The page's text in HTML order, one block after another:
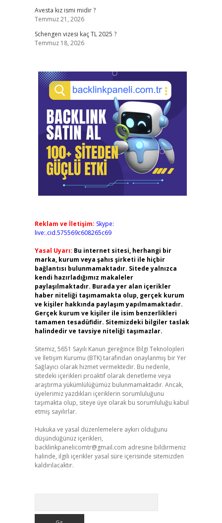
Avesta kız ismi midir ?
Temmuz 21, 2026
Schengen vizesi kaç TL 2025 ?
Temmuz 18, 2026
Reklam ve İletişim: Skype:
live:.cid.575569c608265c69
Yasal Uyarı: Bu internet sitesi, herhangi bir
marka, kurum veya şahıs şirketi ile hiçbir
bağlantısı bulunmamaktadır. Sitede yalnızca
kendi hazırladığımız makaleler
paylaşılmaktadır. Burada yer alan içerikler
haber niteliği taşımamakta olup, gerçek kurum
ve kişiler hakkında paylaşım yapılmamaktadır.
Gerçek kurum ve kişiler ile isim benzerlikleri
tamamen tesadüfidir. Sitemizdeki bilgiler taslak
halindedir ve tavsiye niteliği taşımazlar.
Sitemiz, 5651 Sayılı Kanun gereğince Bilgi Teknolojileri
ve İletişim Kurumu (BTK) tarafından onaylanmış bir Yer
Sağlayıcı olarak hizmet vermektedir. Bu nedenle,
sitedeki içerikleri proaktif olarak denetleme veya
araştırma yükümlülüğümüz bulunmamaktadır. Ancak,
üyelerimiz yazdıkları içeriklerin sorumluluğunu
taşımakta olup, siteye üye olarak bu sorumluluğu kabul
etmiş sayılırlar.
Hukuka ve yasal düzenlemelere aykırı olduğunu
düşündüğünüz içerikleri,
backlinkpanelicomtr@gmail.com adresine bildirmeniz
halinde, ilgili içerikler yasal süre içerisinde sitemizden
kaldırılacaktır.